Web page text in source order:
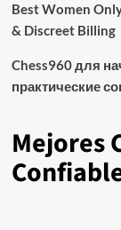
Best Women
& Discreet Billing
Chess960 для
практические
Mejores